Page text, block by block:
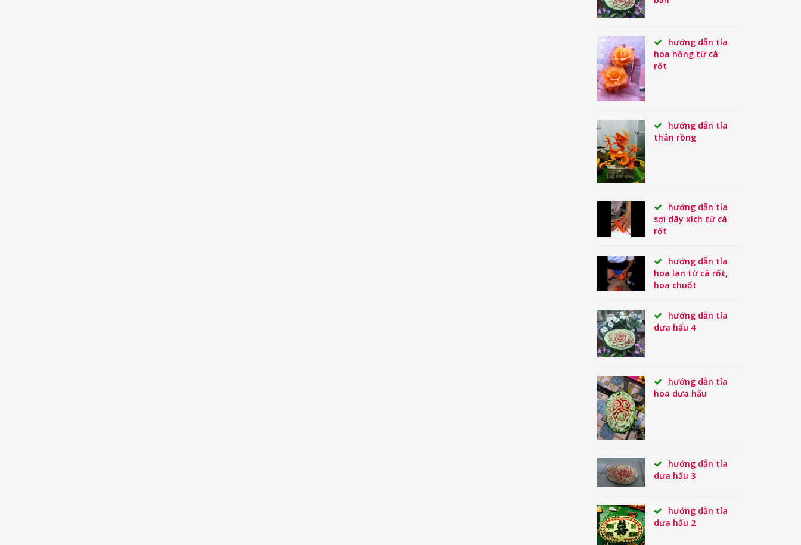
hướng dẫn tỉa
hoa hồng từ cà
rốt
hướng dẫn tỉa
thân rồng
hướng dẫn tỉa
sợi dây xích từ cà
rốt
hướng dẫn tỉa
hoa lan từ cà rốt,
hoa chuốt
hướng dẫn tỉa
dưa hấu 4
hướng dẫn tỉa
hoa dưa hấu
hướng dẫn tỉa
dưa hấu 3
hướng dẫn tỉa
dưa hấu 2